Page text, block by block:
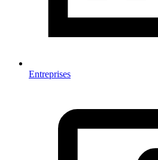
Entreprises